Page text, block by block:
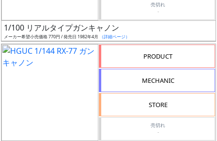
プッ
シュ
通知
対象
売切れ
-
1/100 リアルタイプガンキャノン
メーカー希望小売価格 770円 / 発売日 1982年4月 （詳細ページ）
PRODUCT
MECHANIC
STORE
売切れ
-